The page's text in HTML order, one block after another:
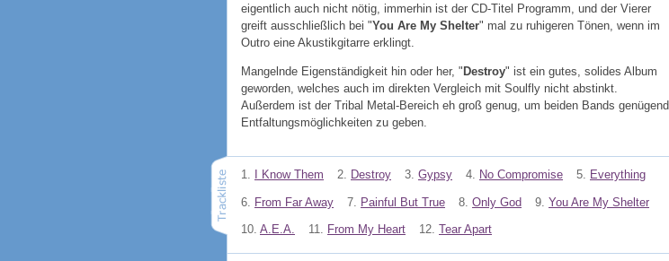
eigentlich auch nicht nötig, immerhin ist der CD-Titel Programm, und der Vierer
greift ausschließlich bei "You Are My Shelter" mal zu ruhigeren Tönen, wenn im
Outro eine Akustikgitarre erklingt.
Mangelnde Eigenständigkeit hin oder her, " Destroy" ist ein gutes, solides Album
geworden, welches auch im direkten Vergleich mit Soulfly nicht abstinkt.
Außerdem ist der Tribal Metal-Bereich eh groß genug, um beiden Bands genügend
Entfaltungsmöglichkeiten zu geben.
1. I Know Them 2. Destroy 3. Gypsy 4. No Compromise 5. Everything
6. From Far Away 7. Painful But True 8. Only God 9. You Are My Shelter
10. A.E.A. 11. From My Heart 12. Tear Apart